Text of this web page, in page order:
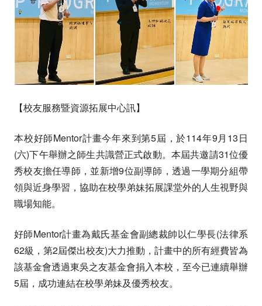
【校友服務暨資源拓展中心訊】
本校好師Mentor計畫今年來到第5屆，於114年9月13日
(六)下午舉辦之師生共識營正式啟動。本屆共邀請31位優
秀校友擔任導師，並新增9位副導師，透過一學期分組帶
領與近身學習，協助在校學弟妹拓展課堂外的人生視野與
職場知能。
好師Mentor計畫為戴氏基金會副總裁帥以仁學長(法律系
62級，第2屆傑出校友)大力推動，計畫中的所有經費皆為
該基金會透過東吳之友基金會捐入本校，至今已連續舉辦
5屆，成功連結在校學弟妹及優秀校友。